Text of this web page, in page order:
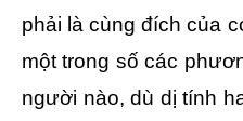
phải là cùng đích của
một trong số các
người nào, dù dị tính